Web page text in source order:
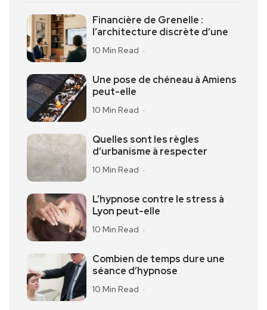
Financière de Grenelle :
l’architecture discrète d’une
10 Min Read
Une pose de chéneau à Amiens
peut-elle
10 Min Read
Quelles sont les règles
d’urbanisme à respecter
10 Min Read
L’hypnose contre le stress à
Lyon peut-elle
10 Min Read
Combien de temps dure une
séance d’hypnose
10 Min Read